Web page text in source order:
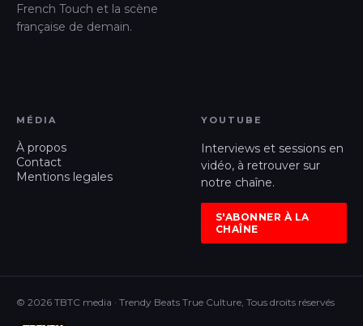
French Touch et la scène
française de demain.
MÉDIA
À propos
Contact
Mentions legales
YOUTUBE
Interviews et sessions en
vidéo, à retrouver sur
notre chaîne.
S'ABONNER À LA
CHAÎNE
© 2026 TBTC media · Trendy Beats True Culture, Tous droits réservés